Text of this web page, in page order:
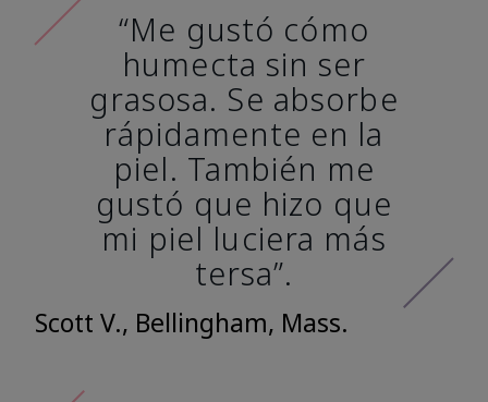
“Me gustó cómo
humecta sin ser
grasosa. Se absorbe
rápidamente en la
piel. También me
gustó que hizo que
mi piel luciera más
tersa”.
Scott V., Bellingham, Mass.